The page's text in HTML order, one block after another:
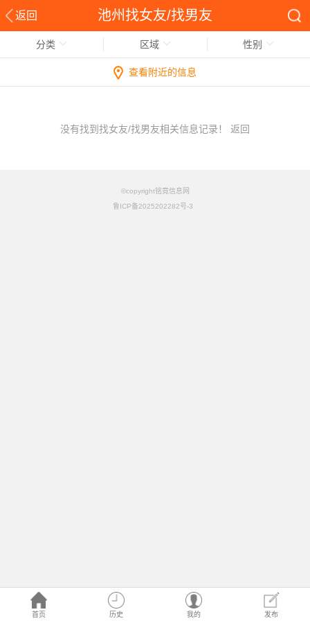
返回 池州找女友/找男友
首页 历史 我的 发布
分类 区域 性别
查看附近的信息
没有找到找女友/找男友相关信息记录！ 返回
©copyright铭竟信息网
鲁ICP备2025202282号-3